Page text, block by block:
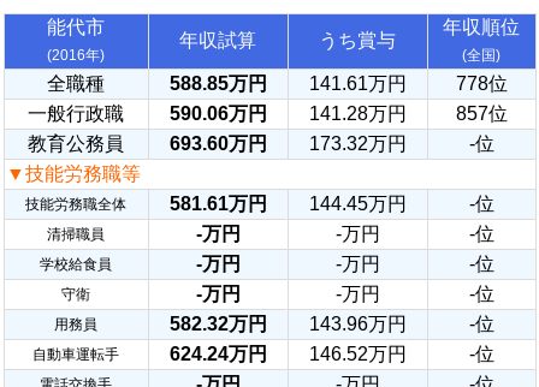
能代市
(2016年)
年収試算 うち賞与
年収順位
(全国)
全職種 588.85万円 141.61万円
778位
一般行政職
590.06万円 141.28万円
857位
教育公務員
693.60万円 173.32万円
-位
▼技能労務職等
技能労務職全体 581.61万円 144.45万円 -位
清掃職員 -万円 -万円 -位
学校給食員 -万円 -万円 -位
守衛 -万円 -万円 -位
用務員 582.32万円 143.96万円 -位
自動車運転手 624.24万円 146.52万円 -位